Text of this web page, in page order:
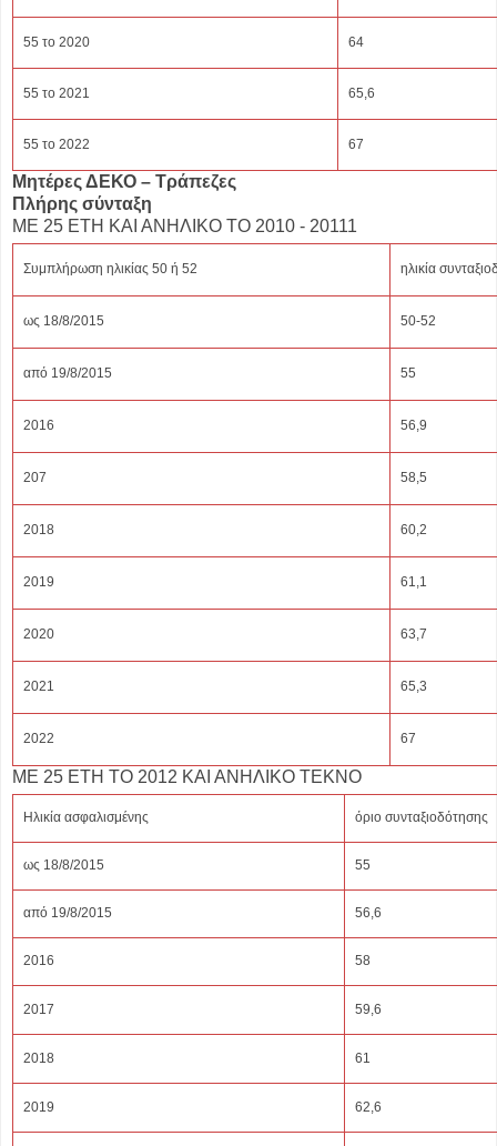
55 το 2020 64
55 το 2021 65,6
55 το 2022 67
Μητέρες ΔΕΚΟ – Τράπεζες
Πλήρης σύνταξη
ΜΕ 25 ΕΤΗ ΚΑΙ ΑΝΗΛΙΚΟ ΤΟ 2010 - 20111
Συμπλήρωση ηλικίας 50 ή 52 ηλικία
ως 18/8/2015 50-52
από 19/8/2015 55
2016 56,9
207 58,5
2018 60,2
2019 61,1
2020 63,7
2021 65,3
2022 67
ΜΕ 25 ΕΤΗ ΤΟ 2012 ΚΑΙ ΑΝΗΛΙΚΟ ΤΕΚΝΟ
Ηλικία ασφαλισμένης όριο συνταξιοδότησης
ως 18/8/2015 55
από 19/8/2015 56,6
2016 58
2017 59,6
2018 61
2019 62,6